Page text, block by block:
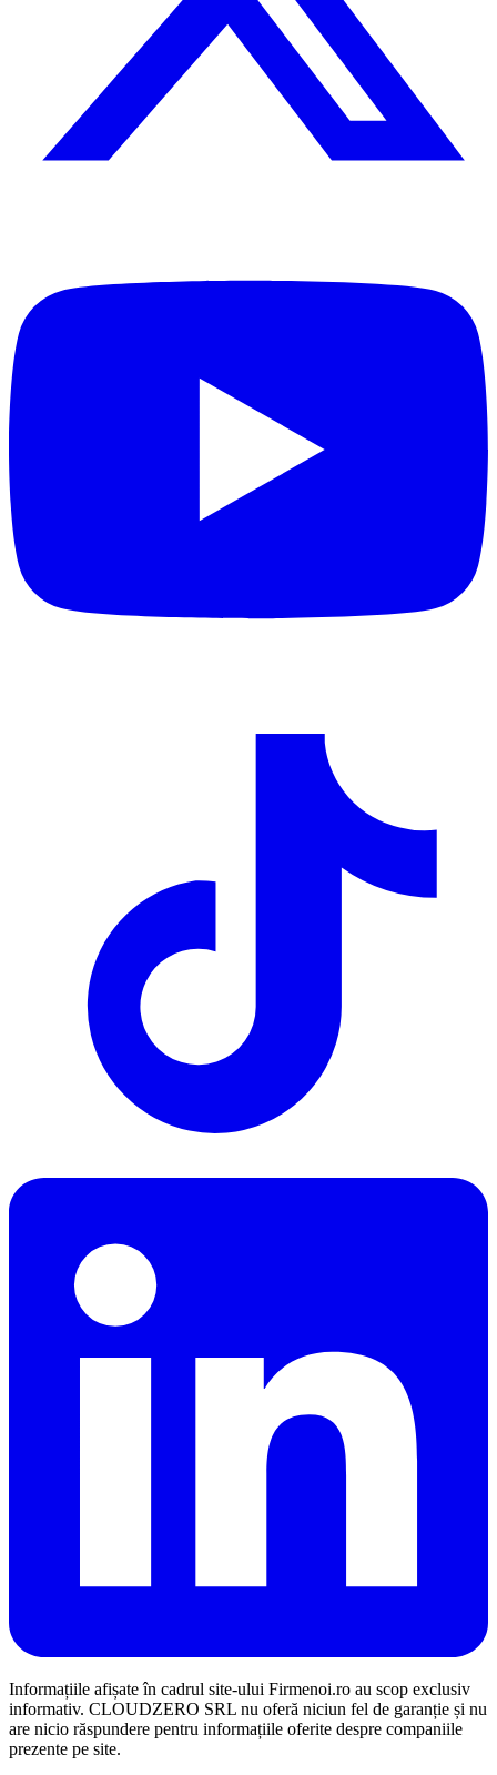
Informațiile afișate în cadrul site-ului Firmenoi.ro au scop exclusiv
informativ. CLOUDZERO SRL nu oferă niciun fel de garanție și nu
are nicio răspundere pentru informațiile oferite despre companiile
prezente pe site.